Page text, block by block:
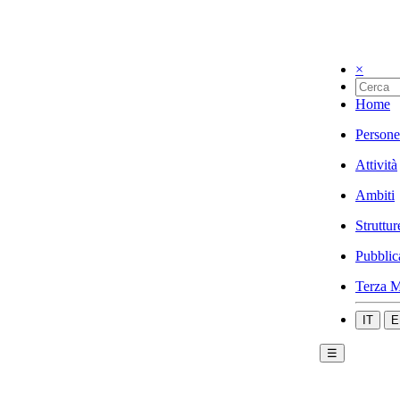
×
Home
Persone
Attività
Ambiti
Terza
IT
☰